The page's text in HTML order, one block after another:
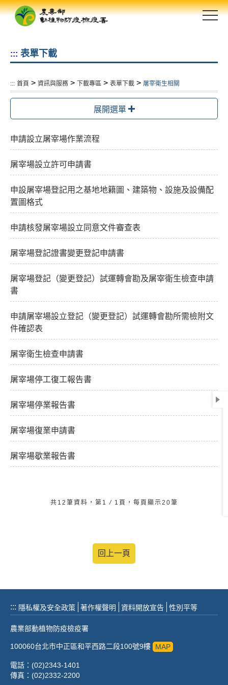
跳
::: 表單下載
::: 首頁 > 資訊與服務 > 下載專區 > 表單下載 > 屠宰衛生相關
展開選單
申請設立屠宰場作業流程
屠宰場設立許可申請書
申設屠宰場登記用之基地地籍圖、建築物、設施及設備配
置圖格式
申請核發屠宰場設立同意文件審查表
屠宰場登記證書變更登記申請書
屠宰場登記（變更登記）試運轉會勘及屠宰衛生檢查申請
書
申請屠宰場設立登記（變更登記）試運轉會勘所需檢附文
件確認表
屠宰衛生檢查申請書
屠宰場停工復工報告書
屠宰場停業報告書
屠宰場復業申請書
屠宰場歇業報告書
共12筆資料，第1 / 1頁，每頁顯示20筆
回上一頁
::: 隱私權及安全政策 著作權聲明 資料開放宣告 性別平等
農業部動植物防疫檢疫署
100060台北市中正區和平西路二段100號9樓 MAP
電話：(02)2343-1401
傳真：(02)2332-2200